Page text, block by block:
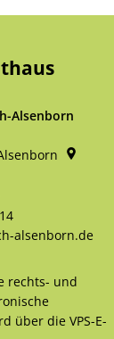
Alsenborn
alsenborn.de
rechts- und
über die VPS-E-